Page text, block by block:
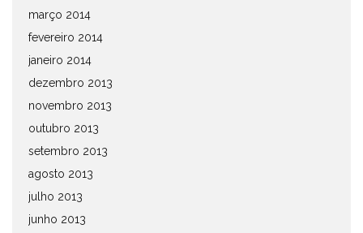
março 2014
fevereiro 2014
janeiro 2014
dezembro 2013
novembro 2013
outubro 2013
setembro 2013
agosto 2013
julho 2013
junho 2013